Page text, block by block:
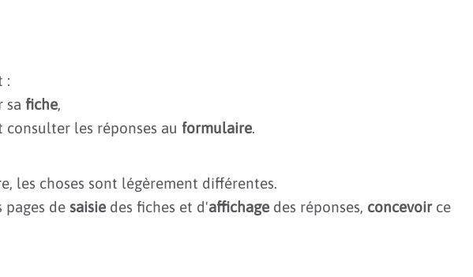
:
sa fiche,
les réponses au formulaire.
les choses sont légèrement différentes.
pages de saisie des fiches et d'affichage des réponses, concevoirce